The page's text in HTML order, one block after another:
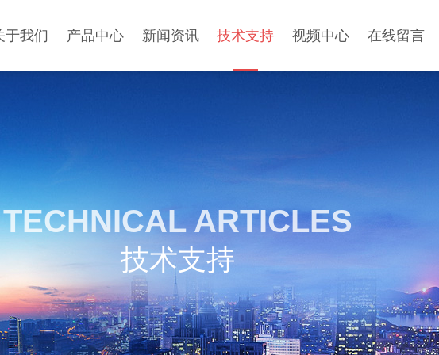
于我们 产品中心 新闻资讯 技术支持 视频中心 在线留言
TECHNICAL ARTICLES
技术支持